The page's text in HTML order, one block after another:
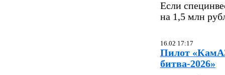
Если
на 1,5 млн
16.02 17:17
Пилот
битва-2026»